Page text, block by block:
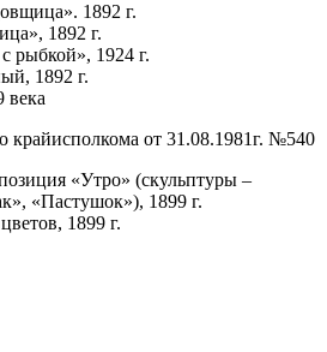
1892 г.
1892 г.
рыбкой», 1924 г.
1892 г.
века
крайисполкома от 31.08.1981г. №540
«Утро» (скульптуры –
«Пастушок»), 1899 г.
1899 г.